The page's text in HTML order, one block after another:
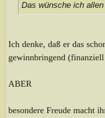
Das wünsche ich
Ich denke, daß er das
gewinnbringend (finanziell
ABER
besondere Freude macht